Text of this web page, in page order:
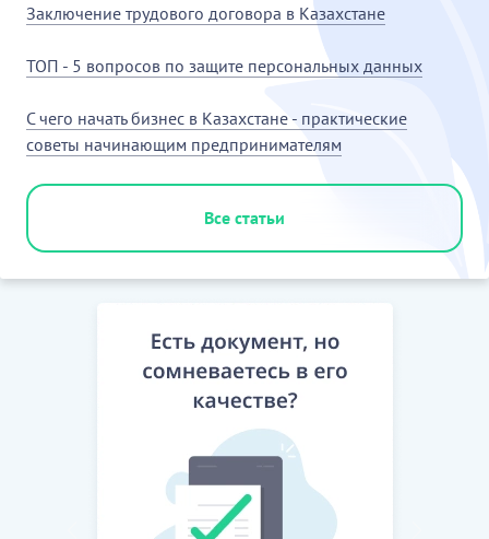
Заключение трудового договора в Казахстане
ТОП - 5 вопросов по защите персональных данных
С чего начать бизнес в Казахстане - практические
советы начинающим предпринимателям
Все статьи